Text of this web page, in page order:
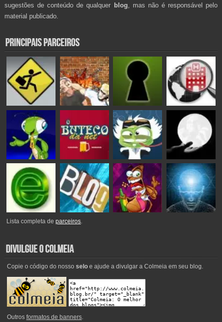
sugestões de conteúdo de qualquer blog , mas não é responsável pelo
material publicado.
Lista completa deparceiros.
Copie o código do nosso seloe ajude a divulgar a Colmeia em seu blog.
Outros formatos de banners.